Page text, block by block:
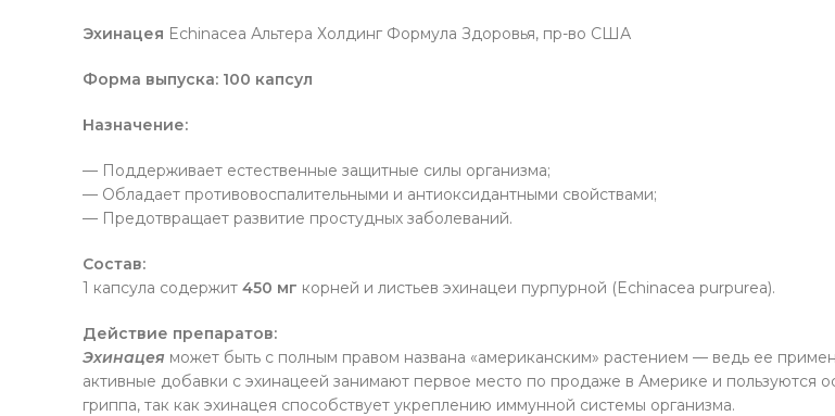
Эхинацея Echinacea Альтера Холдинг Формула Здоровья, пр-во США
Форма выпуска: 100 капсул
Назначение:
— Поддерживает естественные защитные силы организма;
— Обладает противовоспалительными и антиоксидантными свойствами;
— Предотвращает развитие простудных заболеваний.
Состав:
1 капсула содержит 450 мг корней и листьев эхинацеи пурпурной (Echinacea purpurea).
Действие препаратов:
Эхинацея может быть с полным правом названа «американским» растением — ведь ее
активные добавки с эхинацеей занимают первое место по продаже в Америке и пользуются
гриппа, так как эхинацея способствует укреплению иммунной системы организма.